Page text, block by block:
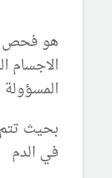
هو فحص
الاجسام
بحيث
في الدم